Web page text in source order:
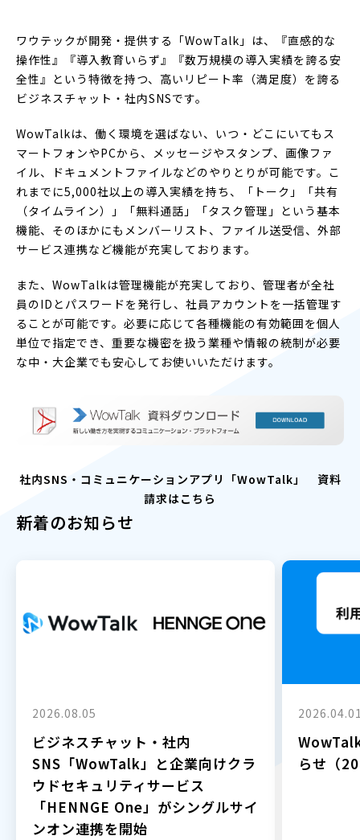
ワウテックが開発・提供する「WowTalk」は、『直感的な
操作性』『導入教育いらず』『数万規模の導入実績を誇る安
全性』という特徴を持つ、高いリピート率（満足度）を誇る
ビジネスチャット・社内SNSです。
WowTalkは、働く環境を選ばない、いつ・どこにいてもス
マートフォンやPCから、メッセージやスタンプ、画像ファ
イル、ドキュメントファイルなどのやりとりが可能です。こ
れまでに5,000社以上の導入実績を持ち、「トーク」「共有
（タイムライン）」「無料通話」「タスク管理」という基本
機能、そのほかにもメンバーリスト、ファイル送受信、外部
サービス連携など機能が充実しております。
また、WowTalkは管理機能が充実しており、管理者が全社
員のIDとパスワードを発行し、社員アカウントを一括管理す
ることが可能です。必要に応じて各種機能の有効範囲を個人
単位で指定でき、重要な機密を扱う業種や情報の統制が必要
な中・大企業でも安心してお使いいただけます。
社内SNS・コミュニケーションアプリ「WowTalk」 資料
請求はこちら
新着のお知らせ
2026.08.05
ビジネスチャット・社内
SNS「WowTalk」と企業向けクラ
ウドセキュリティサービス
「HENNGE One」がシングルサイ
ンオン連携を開始
らせ（